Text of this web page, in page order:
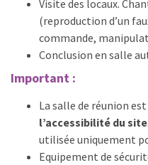
Visite des locaux.
(reproduction d’un
commande,
Conclusion en salle
Important :
La salle de réunion est
l’accessibilité du site
utilisée uniquement
Equipement de